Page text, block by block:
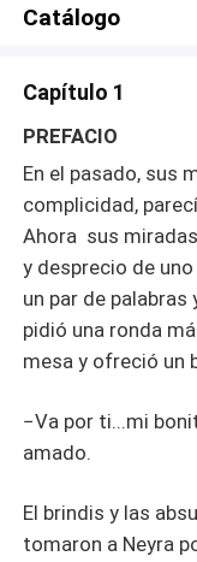
Catálogo
Capítulo 1
PREFACIO
En el pasado, sus
complicidad,
Ahora sus
y desprecio de
un par de
pidió una ronda
mesa y ofreció un
−Va por ti...mi
amado.
El brindis y las
tomaron a Neyra